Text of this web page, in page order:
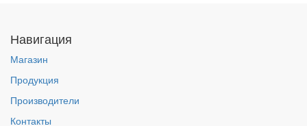
Навигация
Магазин
Продукция
Производители
Контакты